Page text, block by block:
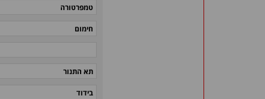
טמפרטורה
חימום
תא התנור
בידוד